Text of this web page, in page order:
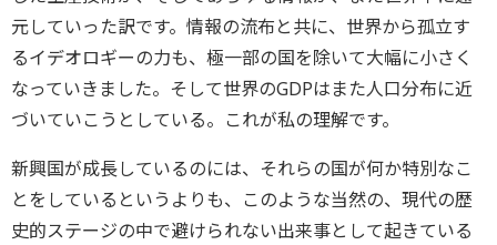
元していった訳です。情報の流布と共に、世界から孤立す
るイデオロギーの力も、極一部の国を除いて大幅に小さく
なっていきました。そして世界のGDPはまた人口分布に近
づいていこうとしている。これが私の理解です。
新興国が成長しているのには、それらの国が何か特別なこ
とをしているというよりも、このような当然の、現代の歴
史的ステージの中で避けられない出来事として起きている